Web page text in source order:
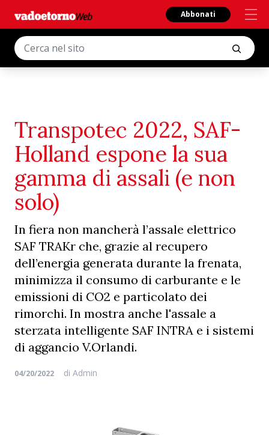
Abbonati
Transpotec 2022, SAF-
Holland espone la sua
gamma di assali (e non
solo)
In fiera non mancherà l’assale elettrico
SAF TRAKr che, grazie al recupero
dell’energia generata durante la frenata,
minimizza il consumo di carburante e le
emissioni di CO2 e particolato dei
rimorchi. In mostra anche l'assale a
sterzata intelligente SAF INTRA e i sistemi
di aggancio V.Orlandi.
04/20/2022 di Admin